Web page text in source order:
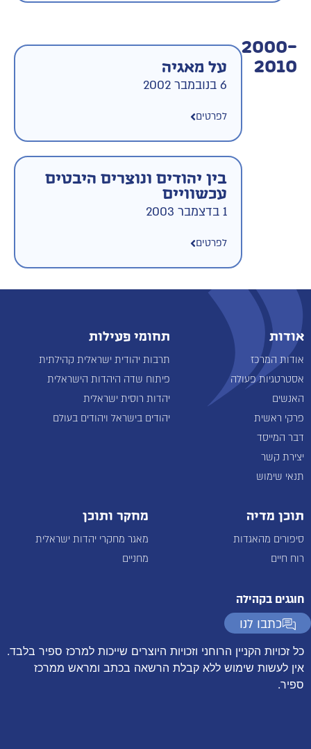
2000-
2010
על מאגיה
6 בנובמבר 2002
לפרטים
בין יהודים ונוצרים היבטים
עכשוויים
1 בדצמבר 2003
לפרטים
אודות
אודות המרכז
אסטרטגיות פעולה
האנשים
פרקי ראשית
דבר המייסד
יצירת קשר
תנאי שימוש
תחומי פעילות
תרבות יהודית ישראלית קהילתית
פיתוח שדה היהדות הישראלית
יהדות רוסית ישראלית
יהודים בישראל ויהודים בעולם
תוכן מדיה
סיפורים מהאגדות
רוח חיים
מחקר ותוכן
מאגר מחקרי יהדות ישראלית
מחניים
חוגגים בקהילה
כתבו לנו
כל זכויות הקניין הרוחני וזכויות היוצרים שייכות למרכז ספיר בלבד.
אין לעשות שימוש ללא קבלת הרשאה בכתב ומראש ממרכז
ספיר.